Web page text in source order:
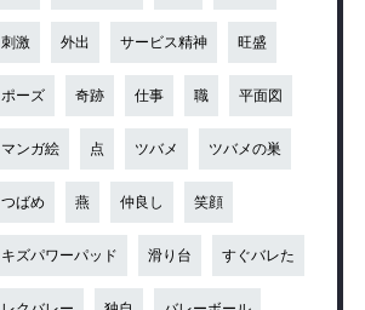
刺激 外出 サービス精神 旺盛
ポーズ 奇跡 仕事 職 平面図
マンガ絵 点 ツバメ ツバメの巣
つばめ 燕 仲良し 笑顔
キズパワーパッド 滑り台 すぐバレた